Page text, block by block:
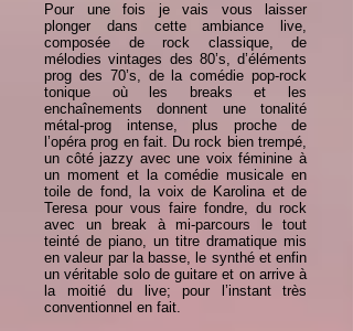
Pour une fois je vais vous laisser
plonger dans cette ambiance live,
composée de rock classique, de
mélodies vintages des 80’s, d’éléments
prog des 70’s, de la comédie pop-rock
tonique où les breaks et les
enchaînements donnent une tonalité
métal-prog intense, plus proche de
l’opéra prog en fait. Du rock bien trempé,
un côté jazzy avec une voix féminine à
un moment et la comédie musicale en
toile de fond, la voix de Karolina et de
Teresa pour vous faire fondre, du rock
avec un break à mi-parcours le tout
teinté de piano, un titre dramatique mis
en valeur par la basse, le synthé et enfin
un véritable solo de guitare et on arrive à
la moitié du live; pour l’instant très
conventionnel en fait.